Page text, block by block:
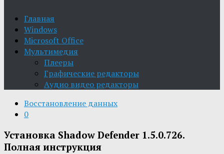
Главная
Windows
Microsoft Office
Мультимедия
Плееры
Графические редакторы
Aудио видео редакторы
Восстановление данных
0
Установка Shadow Defender 1.5.0.726.
Полная инструкция